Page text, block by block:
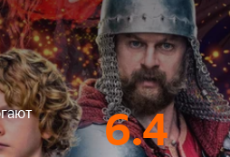
6.4